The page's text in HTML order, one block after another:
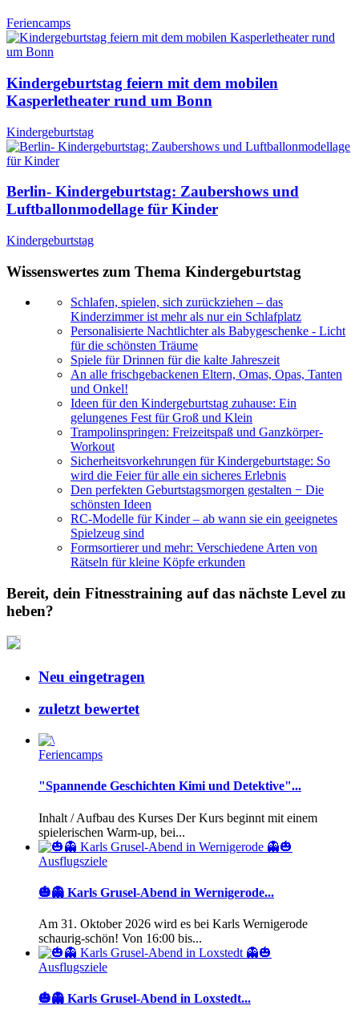
Feriencamps
Kindergeburtstag feiern mit dem mobilen
Kasperletheater rund um Bonn
Kindergeburtstag
Berlin- Kindergeburtstag: Zaubershows und
Luftballonmodellage für Kinder
Kindergeburtstag
Wissenswertes zum Thema Kindergeburtstag
Schlafen, spielen, sich zurückziehen – das
Kinderzimmer ist mehr als nur ein Schlafplatz
Personalisierte Nachtlichter als Babygeschenke - Licht
für die schönsten Träume
Spiele für Drinnen für die kalte Jahreszeit
An alle frischgebackenen Eltern, Omas, Opas, Tanten
und Onkel!
Ideen für den Kindergeburtstag zuhause: Ein
gelungenes Fest für Groß und Klein
Trampolinspringen: Freizeitspaß und Ganzkörper-
Workout
Sicherheitsvorkehrungen für Kindergeburtstage: So
wird die Feier für alle ein sicheres Erlebnis
Den perfekten Geburtstagsmorgen gestalten − Die
schönsten Ideen
RC-Modelle für Kinder – ab wann sie ein geeignetes
Spielzeug sind
Formsortierer und mehr: Verschiedene Arten von
Rätseln für kleine Köpfe erkunden
Bereit, dein Fitnesstraining auf das nächste Level zu
heben?
Neu eingetragen
zuletzt bewertet
Feriencamps
"Spannende Geschichten Kimi und Detektive"...
Inhalt / Aufbau des Kurses Der Kurs beginnt mit einem
spielerischen Warm-up, bei...
Ausflugsziele
🎃👻 Karls Grusel-Abend in Wernigerode...
Am 31. Oktober 2026 wird es bei Karls Wernigerode
schaurig-schön! Von 16:00 bis...
Ausflugsziele
🎃👻 Karls Grusel-Abend in Loxstedt...